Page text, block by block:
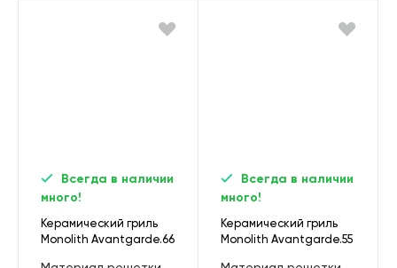
Всегда в наличии
много!
Керамический гриль
Monolith Avantgarde.66
Всегда в наличии
много!
Керамический гриль
Monolith Avantgarde.55